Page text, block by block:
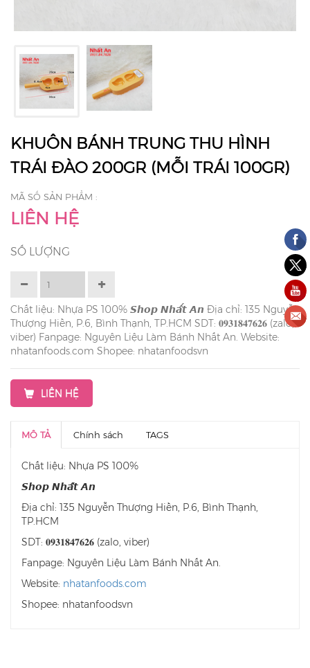
KHUÔN BÁNH TRUNG THU HÌNH
TRÁI ĐÀO 200GR (MỖI TRÁI 100GR)
MÃ SỐ SẢN PHẨM :
LIÊN HỆ
SỐ LƯỢNG
Chất liệu: Nhựa PS 100% 𝙎𝙝𝙤𝙥 𝙉𝙝𝙖̂́𝙩 𝘼𝙣 Địa chỉ: 135 Nguyễn
Thượng Hiền, P.6, Bình Thạnh, TP.HCM SDT: 𝟎𝟗𝟑𝟏𝟖𝟒𝟕𝟔𝟐𝟔 (zalo,
viber) Fanpage: Nguyên Liệu Làm Bánh Nhất An. Website:
nhatanfoods.com Shopee: nhatanfoodsvn
LIÊN HỆ
MÔ TẢ Chính sách TAGS
Chất liệu: Nhựa PS 100%
𝙎𝙝𝙤𝙥 𝙉𝙝𝙖̂́𝙩 𝘼𝙣
Địa chỉ: 135 Nguyễn Thượng Hiền, P.6, Bình Thạnh,
TP.HCM
SDT: 𝟎𝟗𝟑𝟏𝟖𝟒𝟕𝟔𝟐𝟔 (zalo, viber)
Fanpage: Nguyên Liệu Làm Bánh Nhất An.
Website: nhatanfoods.com
Shopee: nhatanfoodsvn